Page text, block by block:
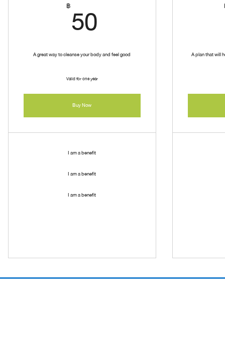
฿50
A great way to cleanse your body and feel good
Valid for one year
Buy Now
I am a benefit
I am a benefit
I am a benefit
A plan that will